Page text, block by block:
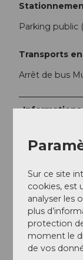
Parking public
Transports
Arrêt de bus
Les
Brochures
suivantes :
Sur ce site
cookies, est
analyser les
plus
protection
moment le
de vos